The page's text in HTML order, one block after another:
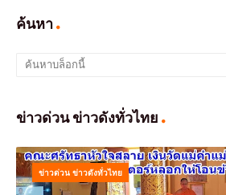
ค้นหา
ข่าวด่วน ข่าวดังทั่วไทย
ข่าวด่วน ข่าวดังทั่วไทย